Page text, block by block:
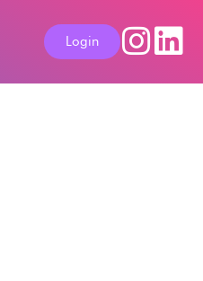
Login